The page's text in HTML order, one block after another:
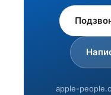
apple-